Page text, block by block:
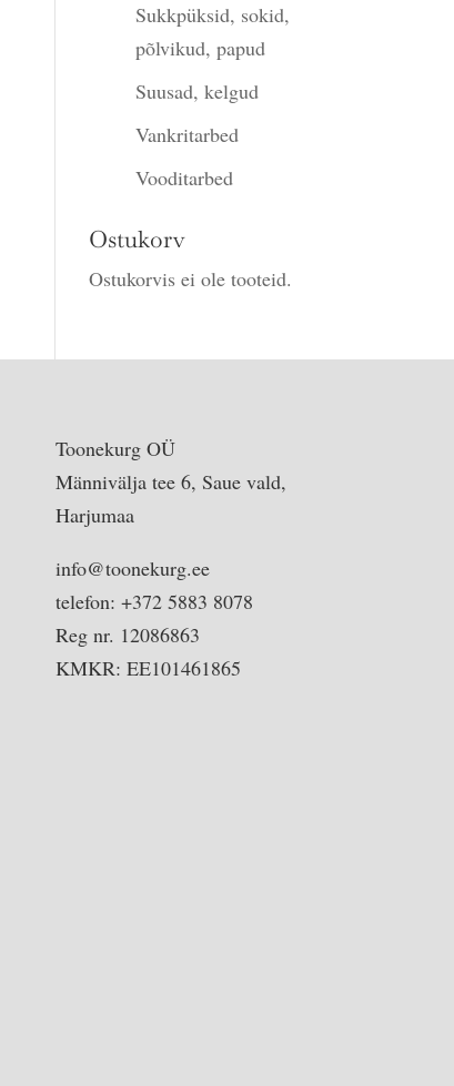
Sukkpüksid, sokid,
põlvikud, papud
Suusad, kelgud
Vankritarbed
Vooditarbed
Ostukorv
Ostukorvis ei ole tooteid.
Toonekurg OÜ
Männivälja tee 6, Saue vald,
Harjumaa
info@toonekurg.ee
telefon: +372 5883 8078
Reg nr. 12086863
KMKR: EE101461865